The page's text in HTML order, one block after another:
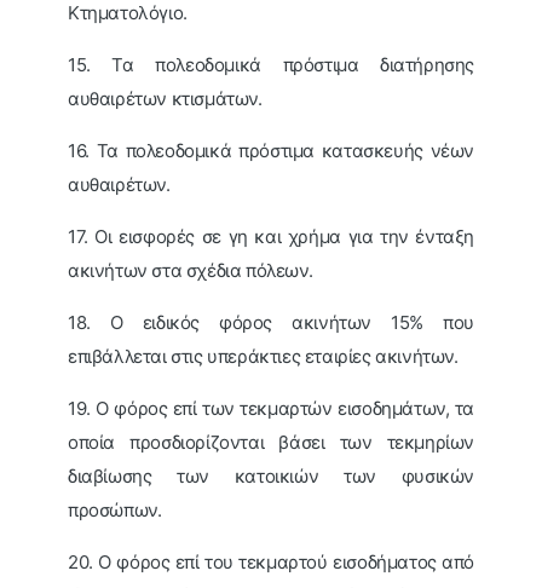
Κτηματολόγιο.
15. Τα πολεοδομικά πρόστιμα διατήρησης
αυθαιρέτων κτισμάτων.
16. Τα πολεοδομικά πρόστιμα κατασκευής νέων
αυθαιρέτων.
17. Οι εισφορές σε γη και χρήμα για την ένταξη
ακινήτων στα σχέδια πόλεων.
18. Ο ειδικός φόρος ακινήτων 15% που
επιβάλλεται στις υπεράκτιες εταιρίες ακινήτων.
19. Ο φόρος επί των τεκμαρτών εισοδημάτων, τα
οποία προσδιορίζονται βάσει των τεκμηρίων
διαβίωσης των κατοικιών των φυσικών
προσώπων.
20. Ο φόρος επί του τεκμαρτού εισοδήματος από